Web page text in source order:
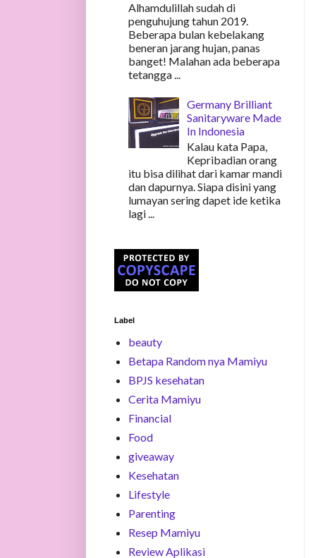
Alhamdulillah sudah di
penguhujung tahun 2019.
Beberapa bulan kebelakang
beneran jarang hujan, panas
banget! Malahan ada beberapa
tetangga ...
Germany Brilliant
Sanitaryware Made
In Indonesia
Kalau kata Papa,
Kepribadian orang
itu bisa dilihat dari kamar mandi
dan dapurnya. Siapa disini yang
lumayan sering dapet ide ketika
lagi ...
Label
beauty
Betapa Random nya Mamiyu
BPJS kesehatan
Cerita Mamiyu
Financial
Food
giveaway
Kesehatan
Lifestyle
Parenting
Resep Mamiyu
Review Aplikasi